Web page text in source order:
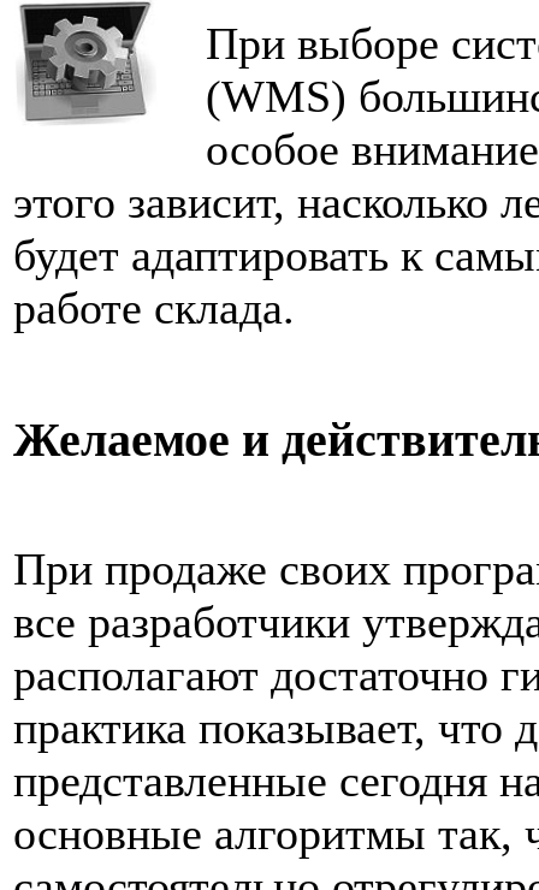
При выборе
(WMS)
особое
этого зависит, насколько
будет адаптировать к
работе склада.
Желаемое и
При продаже своих
все разработчики
располагают достаточно
практика показывает, что
представленные сегодня
основные алгоритмы так,